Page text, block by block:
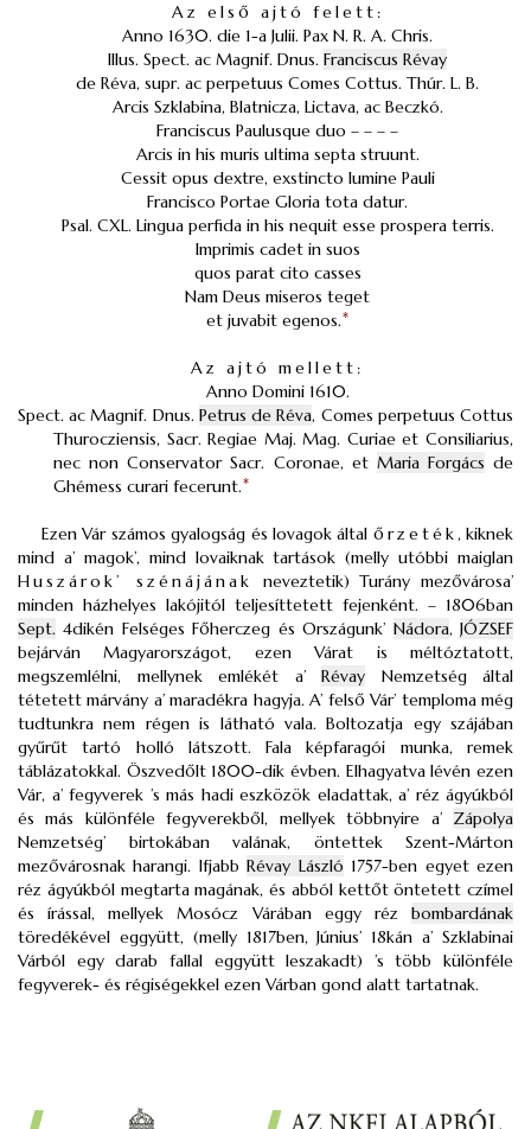
Az első ajtó felett:
Anno 1630. die 1-a Julii. Pax N. R. A. Chris.
Illus. Spect. ac Magnif. Dnus. Franciscus Révay
de Réva, supr. ac perpetuus Comes Cottus. Thúr. L. B.
Arcis Szklabina, Blatnicza, Lictava, ac Beczkó.
Franciscus Paulusque duo – – – –
Arcis in his muris ultima septa struunt.
Cessit opus dextre, exstincto Iumine Pauli
Francisco Portae Gloria tota datur.
Psal. CXL. Lingua perfida in his nequit esse prospera terris.
Imprimis cadet in suos
quos parat cito casses
Nam Deus miseros teget
et juvabit egenos.*
Az ajtó mellett:
Anno Domini 1610.
Spect. ac Magnif. Dnus. Petrus de Réva, Comes perpetuus Cottus
Thurocziensis, Sacr. Regiae Maj. Mag. Curiae et Consiliarius,
nec non Conservator Sacr. Coronae, et Maria Forgács de
Ghémess curari fecerunt.*
Ezen Vár számos gyalogság és lovagok által őrzeték, kiknek
mind a’ magok’, mind lovaiknak tartások (melly utóbbi maiglan
Huszárok’ szénájának
neveztetik) Turány mezővárosa’
minden házhelyes lakójitól teljesíttetett fejenként. – 1806ban
Sept. 4dikén Felséges Főherczeg és Országunk’ Nádora,JÓZSEF
bejárván Magyarországot, ezen Várat is méltóztatott,
megszemlélni, mellynek emlékét a’ Révay Nemzetség által
tétetett márvány a’ maradékra hagyja. A’ felső Vár’ temploma még
tudtunkra nem régen is látható vala. Boltozatja egy szájában
gyűrűt tartó holló látszott. Fala képfaragói munka, remek
táblázatokkal. Öszvedőlt 1800-dik évben. Elhagyatva lévén ezen
Vár, a’ fegyverek ’s más hadi eszközök eladattak, a’ réz ágyúkból
és más különféle fegyverekből, mellyek többnyire a’ Zápolya
Nemzetség’ birtokában valának, öntettek Szent-Márton
mezővárosnak harangi. IfjabbRévay László 1757-ben egyet ezen
réz ágyúkból megtarta magának, és abból kettőt öntetett czímel
és írással, mellyek Mosócz Várában eggy réz bombardának
töredékével eggyütt, (melly 1817ben, Június’ 18kán a’ Szklabinai
Várból egy darab fallal eggyütt leszakadt) ’s több különféle
fegyverek- és régiségekkel ezen Várban gond alatt tartatnak.